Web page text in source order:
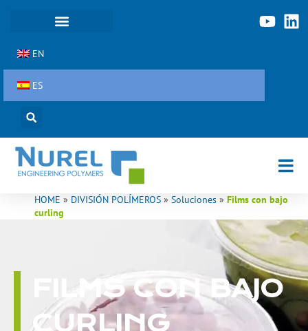
EN
ES
HOME » DIVISIÓN POLÍMEROS » Soluciones » Films con bajo
curling
FILMS CON BAJO
CURLING